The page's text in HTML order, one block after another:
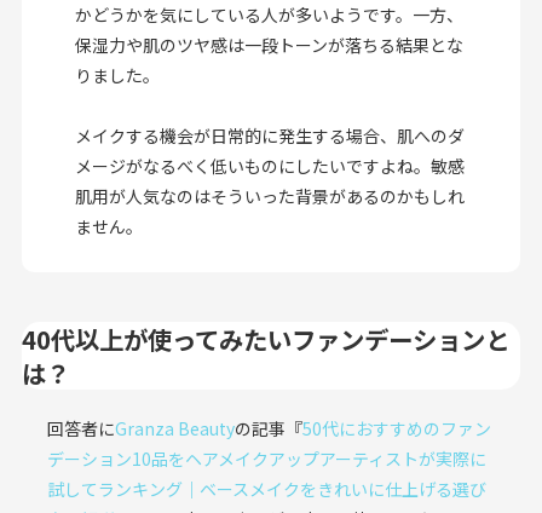
かどうかを気にしている人が多いようです。一方、
保湿力や肌のツヤ感は一段トーンが落ちる結果とな
りました。
メイクする機会が日常的に発生する場合、肌へのダ
メージがなるべく低いものにしたいですよね。敏感
肌用が人気なのはそういった背景があるのかもしれ
ません。
40代以上が使ってみたいファンデーションと
は？
回答者にGranza Beautyの記事『50代におすすめのファン
デーション10品をヘアメイクアップアーティストが実際に
試してランキング｜ベースメイクをきれいに仕上げる選び